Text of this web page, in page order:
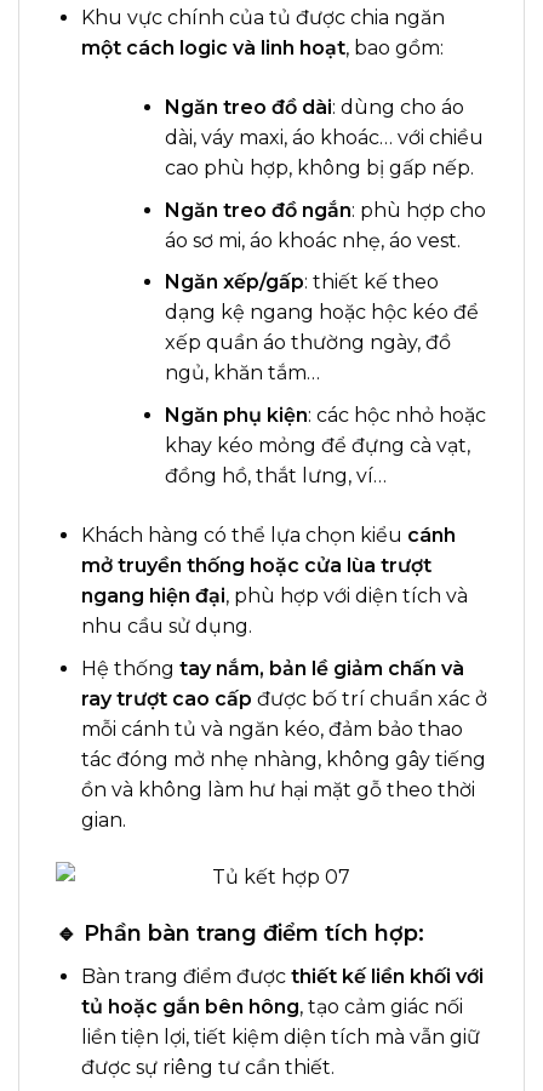
Khu vực chính của tủ được chia ngăn
một cách logic và linh hoạt, bao gồm:
Ngăn treo đồ dài: dùng cho áo
dài, váy maxi, áo khoác… với chiều
cao phù hợp, không bị gấp nếp.
Ngăn treo đồ ngắn: phù hợp cho
áo sơ mi, áo khoác nhẹ, áo vest.
Ngăn xếp/gấp: thiết kế theo
dạng kệ ngang hoặc hộc kéo để
xếp quần áo thường ngày, đồ
ngủ, khăn tắm…
Ngăn phụ kiện: các hộc nhỏ hoặc
khay kéo mỏng để đựng cà vạt,
đồng hồ, thắt lưng, ví…
Khách hàng có thể lựa chọn kiểu cánh
mở truyền thống hoặc cửa lùa trượt
ngang hiện đại, phù hợp với diện tích và
nhu cầu sử dụng.
Hệ thống tay nắm, bản lề giảm chấn và
ray trượt cao cấp được bố trí chuẩn xác ở
mỗi cánh tủ và ngăn kéo, đảm bảo thao
tác đóng mở nhẹ nhàng, không gây tiếng
ồn và không làm hư hại mặt gỗ theo thời
gian.
🔹 Phần bàn trang điểm tích hợp:
Bàn trang điểm được thiết kế liền khối với
tủ hoặc gắn bên hông, tạo cảm giác nối
liền tiện lợi, tiết kiệm diện tích mà vẫn giữ
được sự riêng tư cần thiết.